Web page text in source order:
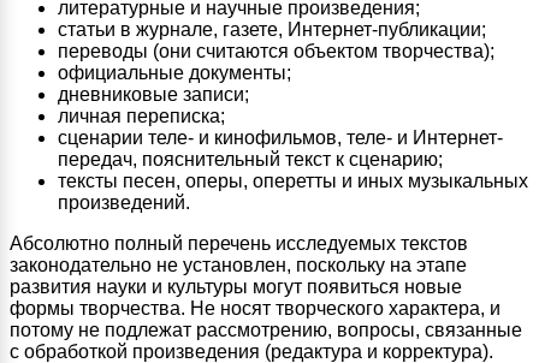
литературные и научные произведения;
статьи в журнале, газете, Интернет-публикации;
переводы (они считаются объектом творчества);
официальные документы;
дневниковые записи;
личная переписка;
сценарии теле- и кинофильмов, теле- и Интернет-
передач, пояснительный текст к сценарию;
тексты песен, оперы, оперетты и иных музыкальных
произведений.
Абсолютно полный перечень исследуемых текстов
законодательно не установлен, поскольку на этапе
развития науки и культуры могут появиться новые
формы творчества. Не носят творческого характера, и
потому не подлежат рассмотрению, вопросы, связанные
с обработкой произведения (редактура и корректура).